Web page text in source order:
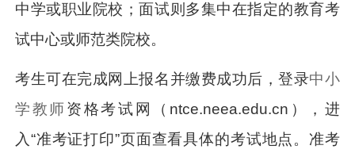
中学或职业院校；面试则多集中在指定的教育考
试中心或师范类院校。
考生可在完成网上报名并缴费成功后，登录中小
学教师 资格考试网（ntce.neea.edu.cn），进
入“准考证打印”页面查看具体的考试地点。准考